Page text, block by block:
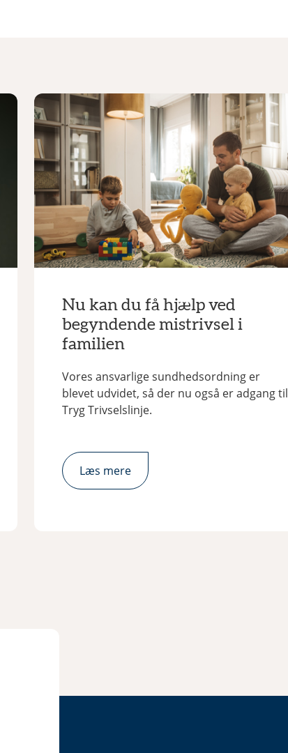
Nu kan du få hjælp ved
begyndende mistrivsel i
familien
Vores ansvarlige sundhedsordning er
blevet udvidet, så der nu også er adgang til
Tryg Trivselslinje.
Læs mere